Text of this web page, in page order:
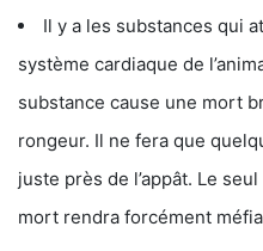
Il y a les substances qui
système cardiaque de
substance cause une mort
rongeur. Il ne fera que
juste près de l’appât. Le
mort rendra forcément